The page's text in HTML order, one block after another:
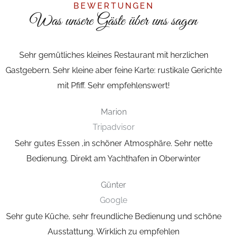
BEWERTUNGEN
Was unsere Gäste über uns sagen
Sehr gemütliches kleines Restaurant mit herzlichen
Gastgebern. Sehr kleine aber feine Karte: rustikale Gerichte
mit Pfiff. Sehr empfehlenswert!
Marion
Tripadvisor
Sehr gutes Essen ,in schöner Atmosphäre. Sehr nette
Bedienung. Direkt am Yachthafen in Oberwinter
Günter
Google
Sehr gute Küche, sehr freundliche Bedienung und schöne
Ausstattung. Wirklich zu empfehlen